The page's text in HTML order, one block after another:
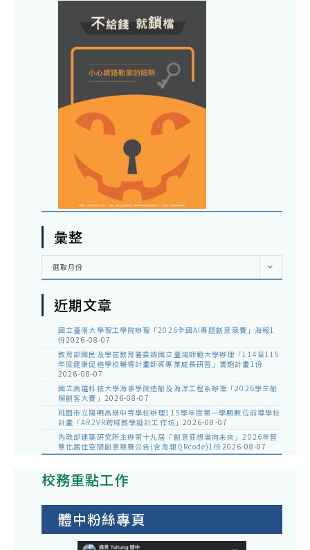
彙整
彙
選取月份
近期文章
國立臺南大學理工學院辦理「2026全國AI專題創意競賽」海報1
份2026-08-07
教育部國民及學前教育署委請國立臺灣師範大學辦理「114至115
年度健康促進學校輔導計畫師資專業成長研習」實施計畫1份
2026-08-07
國立高雄科技大學海事學院造船及海洋工程系辦理「2026學生船
模創客大賽」 2026-08-07
桃園市立陽明高級中等學校辦理115學年度第一學期數位前導學校
計畫「AR2VR跨域教學設計工作坊」 2026-08-07
內政部建築研究所主辦第十九屆「創意狂想巢向未來」2026年智
慧化居住空間創意競賽公告(含海報QRcode)1份2026-08-07
校務重點工作
體中粉絲專頁